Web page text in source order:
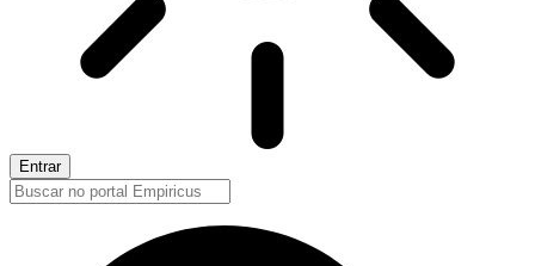
Entrar